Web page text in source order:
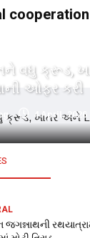
વધુ ક્રૂડ,
ઓફર કરી
4 April, 2026
જગન્નાથની